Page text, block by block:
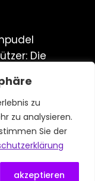
zu
zu analysieren.
Sie der
akzeptieren